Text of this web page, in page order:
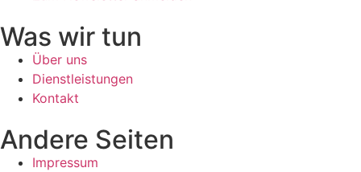
Was wir tun
Über uns
Dienstleistungen
Kontakt
Andere Seiten
Impressum